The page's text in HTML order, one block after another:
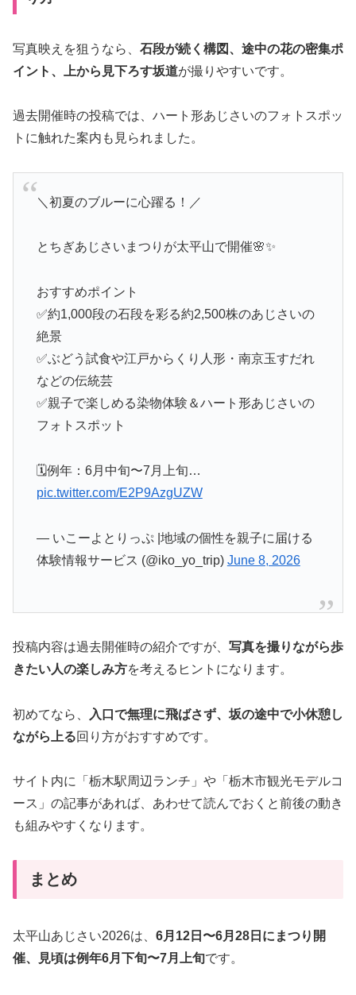
写真映えを狙うなら、 石段が続く構図、途中の花の密集ポ
イント、上から見下ろす坂道が撮りやすいです。
過去開催時の投稿では、ハート形あじさいのフォトスポッ
トに触れた案内も見られました。
＼初夏のブルーに心躍る！／
とちぎあじさいまつりが太平山で開催🌸✨
おすすめポイント
✅約1,000段の石段を彩る約2,500株のあじさいの
絶景
✅ぶどう試食や江戸からくり人形・南京玉すだれ
などの伝統芸
✅親子で楽しめる染物体験＆ハート形あじさいの
フォトスポット
🗓例年：6月中旬〜7月上旬…
pic.twitter.com/E2P9AzgUZW
— いこーよとりっぷ |地域の個性を親子に届ける
体験情報サービス (@iko_yo_trip) June 8, 2026
投稿内容は過去開催時の紹介ですが、 写真を撮りながら歩
きたい人の楽しみ方を考えるヒントになります。
初めてなら、
入口で無理に飛ばさず、坂の途中で小休憩し
ながら上る回り方がおすすめです。
サイト内に「栃木駅周辺ランチ」や「栃木市観光モデルコ
ース」の記事があれば、あわせて読んでおくと前後の動き
も組みやすくなります。
まとめ
太平山あじさい2026は、 6月12日〜6月28日にまつり開
催、見頃は例年6月下旬〜7月上旬です。